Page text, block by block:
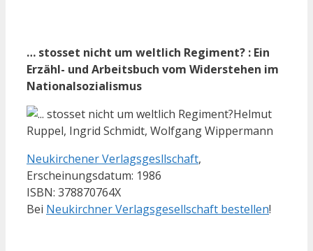
… stosset nicht um weltlich Regiment? : Ein
Erzähl- und Arbeitsbuch vom Widerstehen im
Nationalsozialismus
Helmut
Ruppel, Ingrid Schmidt, Wolfgang Wippermann
Neukirchener Verlagsgesllschaft,
Erscheinungsdatum: 1986
ISBN: 378870764X
Bei Neukirchner Verlagsgesellschaft bestellen!